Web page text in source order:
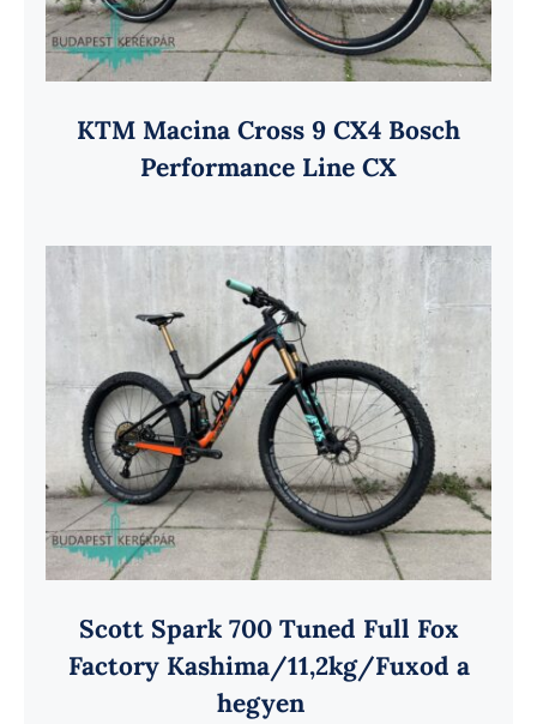
KTM Macina Cross 9 CX4 Bosch
Performance Line CX
Scott Spark 700 Tuned Full Fox
Factory Kashima/11,2kg/Fuxod a
hegyen